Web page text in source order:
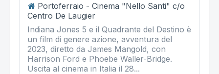
Portoferraio - Cinema "Nello Santi" c/o
Centro De Laugier
Indiana Jones 5 e il Quadrante del Destino è
un film di genere azione, avventura del
2023, diretto da James Mangold, con
Harrison Ford e Phoebe Waller-Bridge.
Uscita al cinema in Italia il 28...